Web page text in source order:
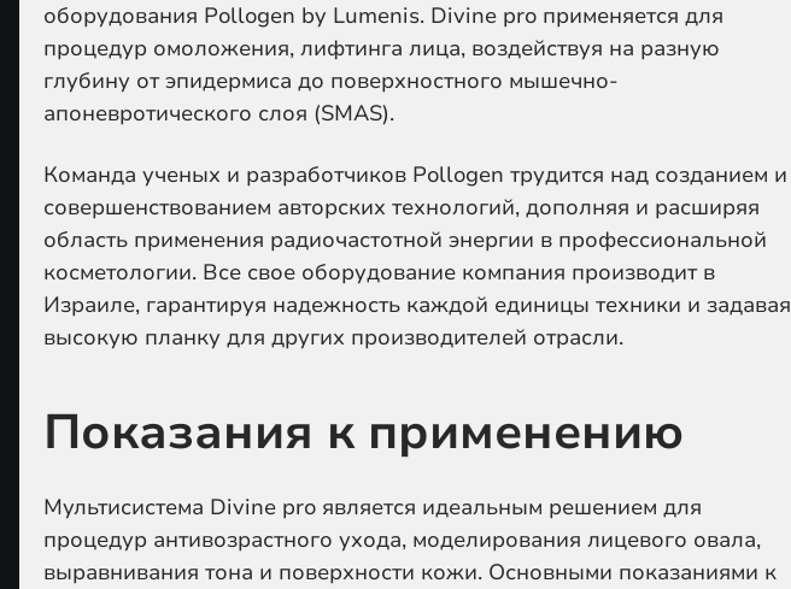
оборудования Pollogen by Lumenis. Divine pro применяется для
процедур омоложения, лифтинга лица, воздействуя на разную
глубину от эпидермиса до поверхностного мышечно-
апоневротического слоя (SMAS).
Команда ученых и разработчиков Pollogen трудится над созданием и
совершенствованием авторских технологий, дополняя и расширяя
область применения радиочастотной энергии в профессиональной
косметологии. Все свое оборудование компания производит в
Израиле, гарантируя надежность каждой единицы техники и задавая
высокую планку для других производителей отрасли.
Показания к применению
Мультисистема Divine pro является идеальным решением для
процедур антивозрастного ухода, моделирования лицевого овала,
выравнивания тона и поверхности кожи. Основными показаниями к